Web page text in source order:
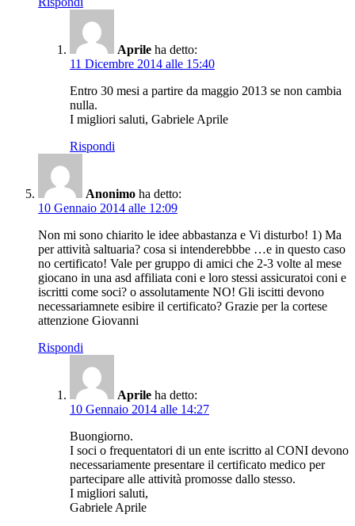
Aprile ha detto:
11 Dicembre 2014 alle 15:40
Entro 30 mesi a partire da maggio 2013 se non cambia
nulla.
I migliori saluti, Gabriele Aprile
Rispondi
Anonimo ha detto:
10 Gennaio 2014 alle 12:09
Non mi sono chiarito le idee abbastanza e Vi disturbo! 1) Ma
per attività saltuaria? cosa si intenderebbbe …e in questo caso
no certificato! Vale per gruppo di amici che 2-3 volte al mese
giocano in una asd affiliata coni e loro stessi assicuratoi coni e
iscritti come soci? o assolutamente NO! Gli iscitti devono
necessariamnete esibire il certificato? Grazie per la cortese
attenzione Giovanni
Rispondi
Aprile ha detto:
10 Gennaio 2014 alle 14:27
Buongiorno.
I soci o frequentatori di un ente iscritto al CONI devono
necessariamente presentare il certificato medico per
partecipare alle attività promosse dallo stesso.
I migliori saluti,
Gabriele Aprile